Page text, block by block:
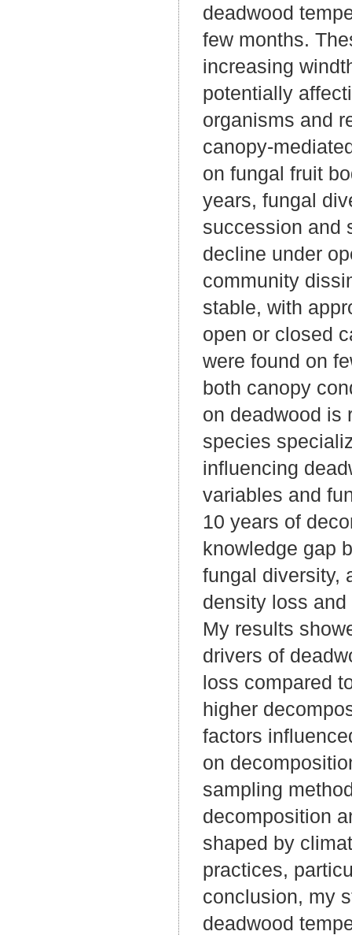
deadwood
few months.
increasing
potentially
organisms and
canopy-
on fungal fruit
years, fungal
succession and
decline under
community
stable, with
open or closed
were found on
both canopy
on deadwood is
species
influencing
variables and
10 years of
knowledge gap
fungal diversity,
density loss
My results
drivers of
loss compared
higher
factors
on
sampling
decomposition
shaped by
practices,
conclusion, my
deadwood